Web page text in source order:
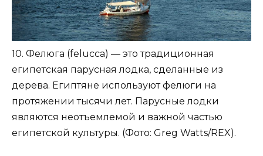
10. Фелюга (felucca) — это традиционная
египетская парусная лодка, сделанные из
дерева. Египтяне используют фелюги на
протяжении тысячи лет. Парусные лодки
являются неотъемлемой и важной частью
египетской культуры. (Фото: Greg Watts/REX).